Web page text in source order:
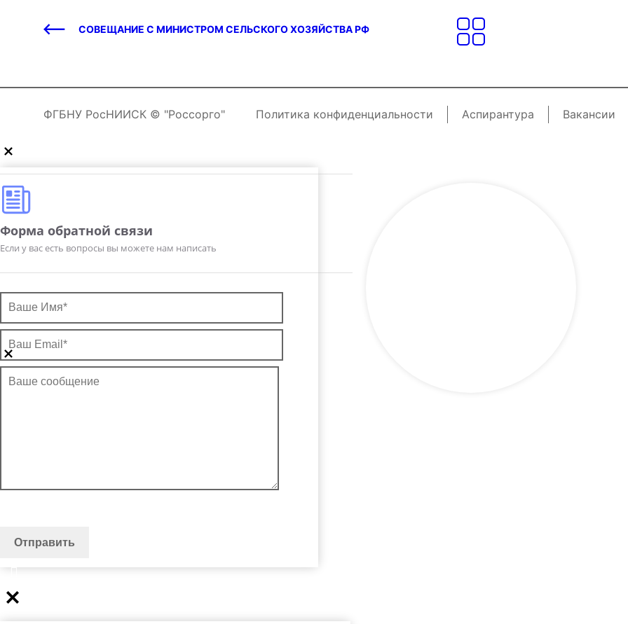
СОВЕЩАНИЕ С МИНИСТРОМ СЕЛЬСКОГО ХОЗЯЙСТВА РФ
ФГБНУ РосНИИСК © "Россорго" Политика конфиденциальности Аспирантура Вакансии
Форма обратной связи
Если у вас есть вопросы вы можете нам написать